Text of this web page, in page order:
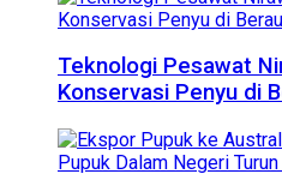
Teknologi Pesawat
Konservasi Penyu di